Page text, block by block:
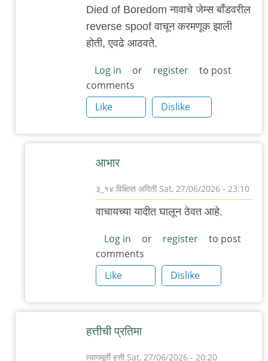
३_१४
विक्षिप्त
अदिती
Died of Boredom नावाचे जेम्स बाँडवरील
reverse spoof वाचून करमणूक झाली
होती, एवढे आठवते.
Log in or register
to post
comments
Like
Dislike
आभार
३_१४ विक्षिप्त अदिती Sat, 27/06/2026 - 23:10
In
.
by
'न'वी
बाजू
वाचायच्या यादीत घालून ठेवत आहे.
Log in or register
to post
comments
Like
Dislike
हत्तीची प्रतिमा
त्यागमूर्ती हत्ती Sat, 27/06/2026 - 20:20